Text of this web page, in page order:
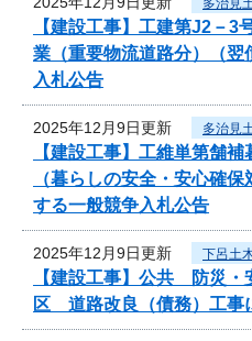
多治見
【建設工事】工建第J2
業（重要物流道路分）（
入札公告
2025年12月9日更新 多治見
【建設工事】工維単第舗
（暮らしの安全・安心確
する一般競争入札公告
2025年12月9日更新 下呂土
【建設工事】公共 防災
区 道路改良（債務）工事